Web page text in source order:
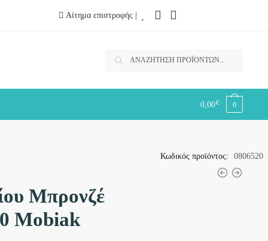
Αίτημα επιστροφής |
Αναζήτηση
Αναζήτηση
0,00€ 0
Μπρονζέ
Mobiak
Κωδικός προϊόντος: 0806520